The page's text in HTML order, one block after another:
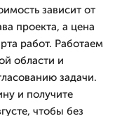
зависит от
проекта, а цена
работ. Работаем
области и
задачи.
и получите
чтобы без